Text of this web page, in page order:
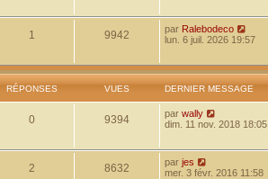
1 9942 par Ralebodeco
lun. 6 juil. 2026 19:57
RÉPONSES VUES DERNIER MESSAGE
0 9394 par wally
dim. 11 nov. 2018 18:05
2 8632 par jes
mer. 3 févr. 2016 11:58